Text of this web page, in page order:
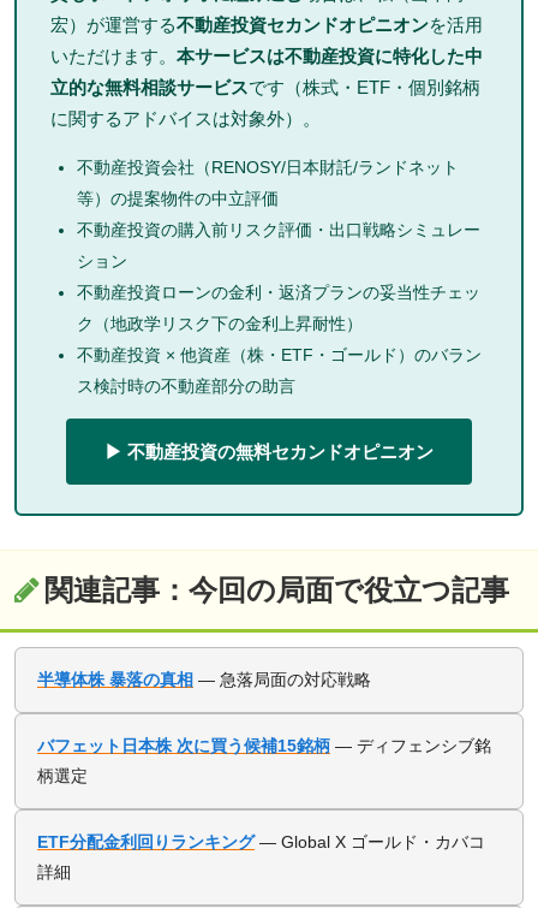
宏）が運営する不動産投資セカンドオピニオンを活用
いただけます。 本サービスは不動産投資に特化した中
立的な無料相談サービスです（株式・ETF・個別銘柄
に関するアドバイスは対象外）。
不動産投資会社（RENOSY/日本財託/ランドネット
等）の提案物件の中立評価
不動産投資の購入前リスク評価・出口戦略シミュレー
ション
不動産投資ローンの金利・返済プランの妥当性チェッ
ク（地政学リスク下の金利上昇耐性）
不動産投資 × 他資産（株・ETF・ゴールド）のバラン
ス検討時の不動産部分の助言
▶ 不動産投資の無料セカンドオピニオン
関連記事：今回の局面で役立つ記事
半導体株 暴落の真相 — 急落局面の対応戦略
バフェット日本株 次に買う候補15銘柄 — ディフェンシブ銘
柄選定
ETF分配金利回りランキング— Global X ゴールド・カバコ
詳細